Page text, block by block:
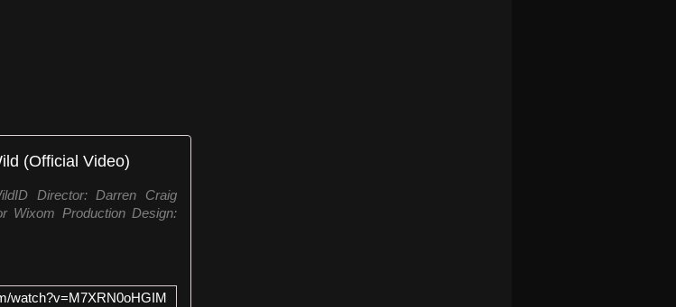
(Official Video)
Director: Darren Craig
Wixom Production Design:
watch?v=M7XRN0oHGIM